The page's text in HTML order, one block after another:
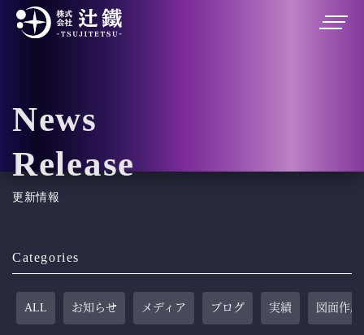
News
Release
更新情報
Categories
ALL お知らせ メディア ブログ 実績 図面作成